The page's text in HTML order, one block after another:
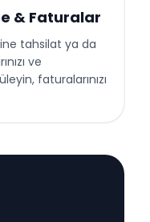
& Faturalar
tahsilat ya da
ve
faturalarınızı